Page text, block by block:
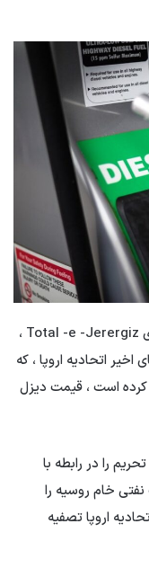
رشاتودی پاتریک پوین ، رئیس شرکت فرانسوی Total -e -Jerergiz ،
اخیر اتحادیه اروپا ، که
است ، قیمت دیزل
را در رابطه با
خام روسیه را
اروپا تصفیه